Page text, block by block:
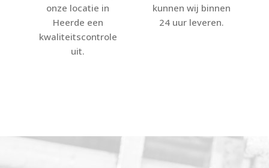
onze locatie in
Heerde een
kwaliteitscontrole
uit.
kunnen wij binnen
24 uur leveren.